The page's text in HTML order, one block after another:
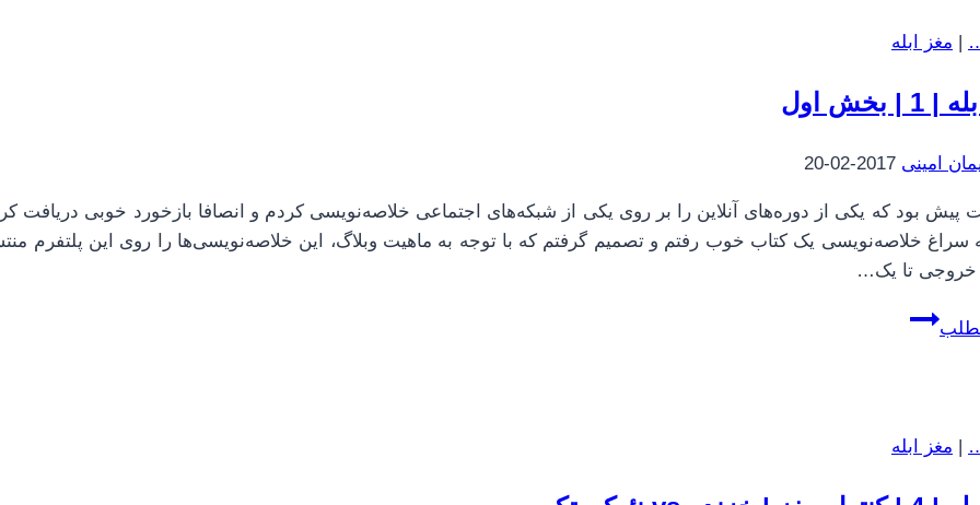
سرمایه
گذاری
اثر
ویلیام
| مغز ابله
بخش اول
امینی 2017-02-20
پیش بود که یکی از دوره‌های آنلاین را بر روی یکی از شبکه‌های اجتماعی خلاصه‌نویسی کردم و انصافا بازخورد خوبی دریافت
سراغ خلاصه‌نویسی یک کتاب خوب رفتم و تصمیم گرفتم که با توجه به ماهیت وبلاگ، این خلاصه‌نویسی‌ها را روی این پلتفرم
خروجی تا یک…
مغز
بخش
اول
| مغز ابله